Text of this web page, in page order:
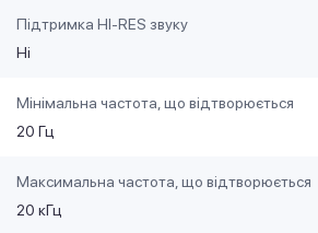
Підтримка HI-RES звуку
Ні
Мінімальна частота, що відтворюється
20 Гц
Максимальна частота, що відтворюється
20 кГц